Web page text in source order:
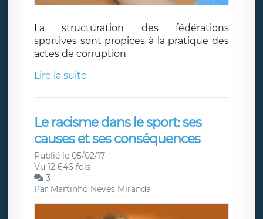
La structuration des fédérations
sportives sont propices à la pratique des
actes de corruption
Lire la suite
Le racisme dans le sport: ses
causes et ses conséquences
Publié le 05/02/17
Vu 12 646 fois
3
Par Martinho Neves Miranda